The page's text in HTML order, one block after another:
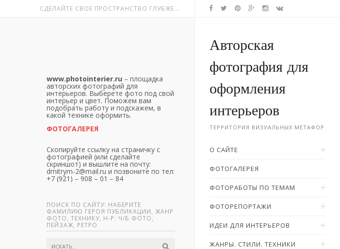
СДЕЛАЙТЕ СВОЕ ПРОСТРАНСТВО ГЛУБЖЕ...
Авторская
фотография для
оформления
интерьеров
ТЕРРИТОРИЯ ВИЗУАЛЬНЫХ МЕТАФОР
О САЙТЕ
ФОТОГАЛЕРЕЯ
ФОТОРАБОТЫ ПО ТЕМАМ
ФОТОРЕПОРТАЖИ
ИДЕИ ДЛЯ ИНТЕРЬЕРОВ
ЖАНРЫ. СТИЛИ. ТЕХНИКИ
www.photointerier.ru – площадка
авторских фотографий для
интерьеров. Выберете фото под свой
интерьер и цвет. Поможем вам
подобрать работу и подскажем, в
какой технике оформить.
ФОТОГАЛЕРЕЯ
Скопируйте ссылку на страничку с
фотографией (или сделайте
скриншот) и вышлите на почту:
dmitrym-2@mail.ru и позвоните по тел:
+7 (921) – 908 – 01 – 84
ПОИСК ПО САЙТУ: НАБЕРИТЕ
ФАМИЛИЮ ГЕРОЯ ПУБЛИКАЦИИ, ЖАНР
ФОТО, ТЕХНИКУ, Н-Р: Ч/Б ФОТО,
ПЕЙЗАЖ, РЕТРО